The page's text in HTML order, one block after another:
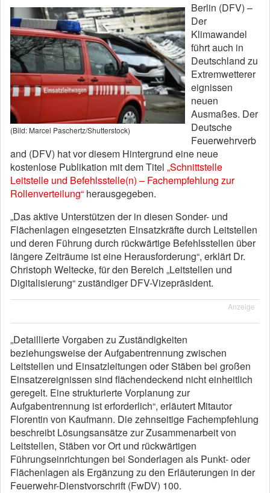
(Bild: Marcel Paschertz/Shutterstock)
Berlin (DFV) –
Der
Klimawandel
führt auch in
Deutschland zu
Extremwetterer
eignissen
neuen
Ausmaßes. Der
Deutsche
Feuerwehrverb
and (DFV) hat vor diesem Hintergrund eine neue
kostenlose Publikation mit dem Titel „Schnittstelle
Leitstelle und Befehlsstelle(n) – Fachempfehlung zur
Rollenverteilung“ herausgegeben.
„Das aktive Unterstützen der in diesen Sonder- und
Flächenlagen eingesetzten Einsatzkräfte durch Leitstellen
und deren Führung durch rückwärtige Befehlsstellen über
längere Zeiträume ist eine Herausforderung“, erklärt Dr.
Christoph Weltecke, für den Bereich „Leitstellen und
Digitalisierung“ zuständiger DFV-Vizepräsident.
Anzeige
„Detaillierte Vorgaben zu Zuständigkeiten
beziehungsweise der Aufgabentrennung zwischen
Leitstellen und Einsatzleitungen oder Stäben bei großen
Einsatzereignissen sind flächendeckend nicht einheitlich
geregelt. Eine strukturierte Vorplanung zur
Aufgabentrennung ist erforderlich“, erläutert Mitautor
Florentin von Kaufmann. Die zehnseitige Fachempfehlung
beschreibt Lösungsansätze zur Zusammenarbeit von
Leitstellen, Stäben vor Ort und rückwärtigen
Führungseinrichtungen bei Sonderlagen als Punkt- oder
Flächenlagen als Ergänzung zu den Erläuterungen in der
Feuerwehr-Dienstvorschrift (FwDV) 100.